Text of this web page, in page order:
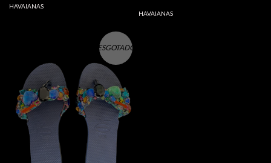
HAVAIANAS
HAVAIANAS
ESGOTADO